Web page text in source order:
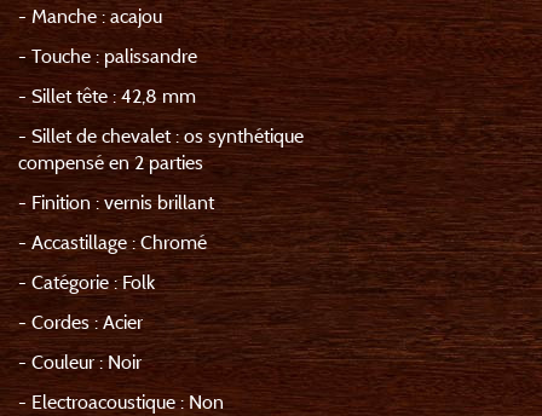
- Manche : acajou
- Touche : palissandre
- Sillet tête : 42,8 mm
- Sillet de chevalet : os synthétique
compensé en 2 parties
- Finition : vernis brillant
- Accastillage : Chromé
- Catégorie : Folk
- Cordes : Acier
- Couleur : Noir
- Electroacoustique : Non